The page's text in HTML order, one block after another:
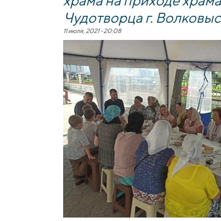
Чудотворца г.
11 июля, 2021 - 20:08